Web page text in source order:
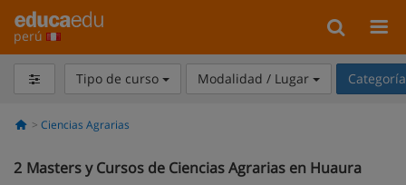
perú
Tipo de curso Modalidad / Lugar
Ciencias Agrarias
2 Masters y Cursos de Ciencias Agrarias en Huaura